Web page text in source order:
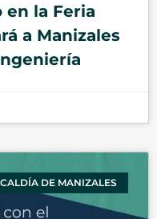
la Feria
a Manizales
DE MANIZALES